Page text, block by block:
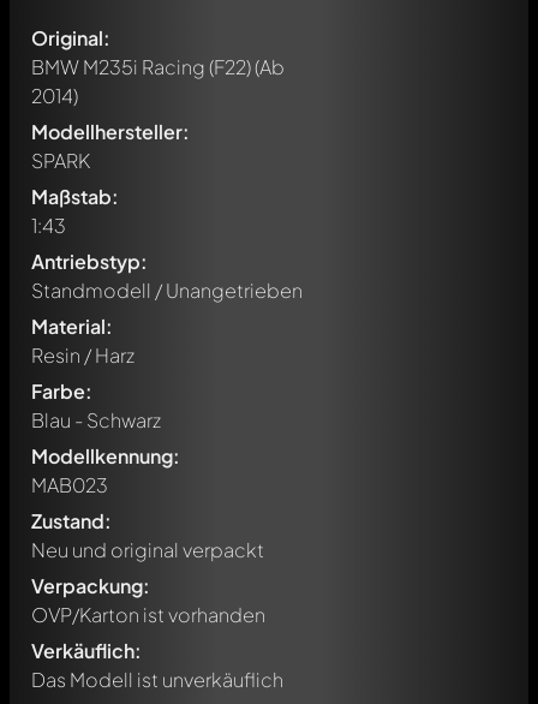
Original:
BMW M235i Racing (F22)(Ab
2014)
Modellhersteller:
SPARK
Maßstab:
1:43
Antriebstyp:
Standmodell / Unangetrieben
Material:
Resin / Harz
Farbe:
Blau - Schwarz
Modellkennung:
MAB023
Zustand:
Neu und original verpackt
Verpackung:
OVP/Karton ist vorhanden
Verkäuflich:
Das Modell ist unverkäuflich